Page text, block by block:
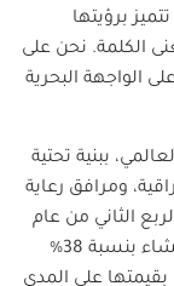
برؤيتها
الكلمة. نحن على
الواجهة البحرية
ببنية تحتية
ومرافق رعاية
الثاني من عام
2025، ارتفع متوسط ​​أسعار العقارات قيد الإنشاء بنسبة 38%
على المدى